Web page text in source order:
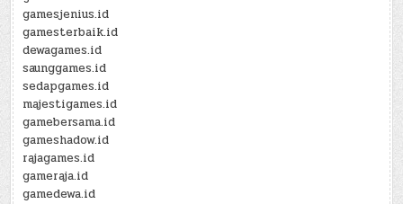
gamesjenius.id
gamesterbaik.id
dewagames.id
saunggames.id
sedapgames.id
majestigames.id
gamebersama.id
gameshadow.id
rajagames.id
gameraja.id
gamedewa.id